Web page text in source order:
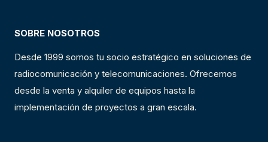
SOBRE NOSOTROS
Desde 1999 somos tu socio estratégico en soluciones de
radiocomunicación y telecomunicaciones. Ofrecemos
desde la venta y alquiler de equipos hasta la
implementación de proyectos a gran escala.